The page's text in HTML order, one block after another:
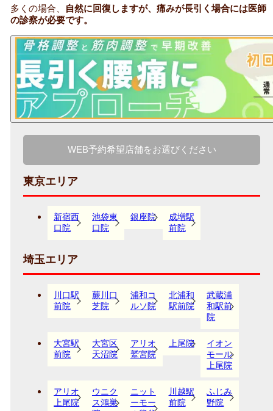
多くの場合、
自然に回復しますが、痛みが長引く場合には医師
の診察が必要です。
WEB予約希望店舗をお選びください
東京エリア
新宿西
口院
池袋東
口院
銀座院
成増駅
前院
埼玉エリア
川口駅
前院
蕨川口
芝院
浦和コ
ルソ院
北浦和
駅前院
武蔵浦
和駅前
院
大宮駅
前院
大宮区
天沼院
アリオ
鷲宮院
上尾院
イオン
モール
上尾院
アリオ
上尾院
ウニク
ス鴻巣
ニット
ーモー
川越駅
前院
ふじみ
野院